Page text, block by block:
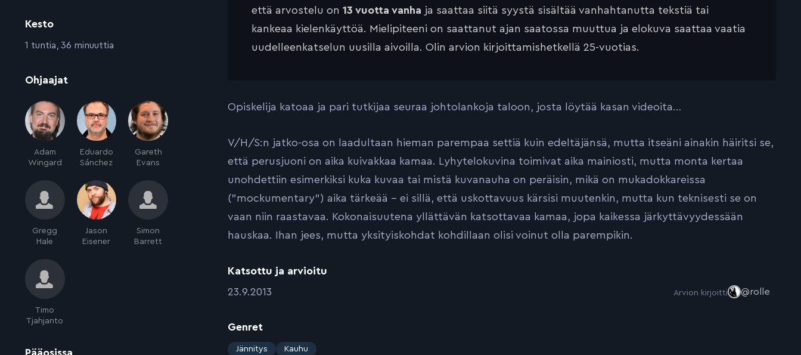
Kesto
:1 tuntia, 36 minuuttia
Ohjaajat
Adam
Wingard
Eduardo
Sánchez
Gareth
Evans
Gregg
Hale
Jason
Eisener
Simon
Barrett
Timo
Tjahjanto
Pääosissa
että arvostelu on 13 vuotta vanha ja saattaa siitä syystä sisältää vanhahtanutta tekstiä tai
kankeaa kielenkäyttöä. Mielipiteeni on saattanut ajan saatossa muuttua ja elokuva saattaa vaatia
uudelleenkatselun uusilla aivoilla. Olin arvion kirjoittamishetkellä 25-vuotias.
Opiskelija katoaa ja pari tutkijaa seuraa johtolankoja taloon, josta löytää kasan videoita…
V/H/S:n jatko-osa on laadultaan hieman parempaa settiä kuin edeltäjänsä, mutta itseäni ainakin häiritsi se,
että perusjuoni on aika kuivakkaa kamaa. Lyhytelokuvina toimivat aika mainiosti, mutta monta kertaa
unohdettiin esimerkiksi kuka kuvaa tai mistä kuvanauha on peräisin, mikä on mukadokkareissa
(”mockumentary”) aika tärkeää – ei sillä, että uskottavuus kärsisi muutenkin, mutta kun teknisesti se on
vaan niin raastavaa. Kokonaisuutena yllättävän katsottavaa kamaa, jopa kaikessa järkyttävyydessään
hauskaa. Ihan jees, mutta yksityiskohdat kohdillaan olisi voinut olla parempikin.
Katsottu ja arvioitu
:23.9.2013 Arvion kirjoitti @rolle
Genret
:
Jännitys Kauhu